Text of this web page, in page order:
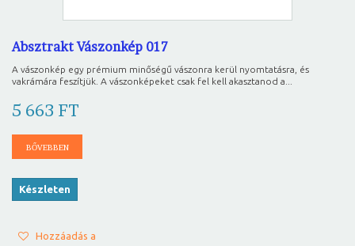
Absztrakt Vászonkép 017
A vászonkép egy prémium minőségű vászonra kerül nyomtatásra, és
vakrámára feszítjük. A vászonképeket csak fel kell akasztanod a...
5 663 FT
BŐVEBBEN
Készleten
Hozzáadás a